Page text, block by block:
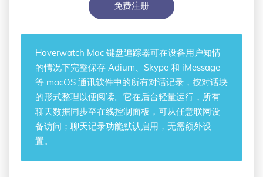
免费注册
Hoverwatch Mac 键盘追踪器 可在设备用户知情
的情况下完整保存 Adium、Skype 和 iMessage
等 macOS 通讯软件中的所有对话记录，按对话块
的形式整理以便阅读。它在后台轻量运行，所有
聊天数据同步至在线控制面板，可从任意联网设
备访问；聊天记录功能默认启用，无需额外设
置。